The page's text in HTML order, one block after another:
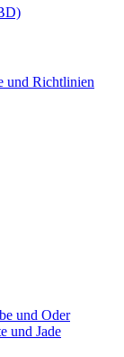
und Richt­li­ni­en
und Oder
und Ja­de